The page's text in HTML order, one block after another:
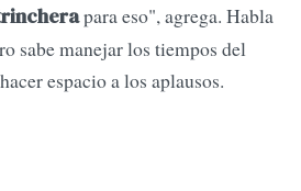
para eso", agrega. Habla
sabe manejar los tiempos del
espacio a los aplausos.